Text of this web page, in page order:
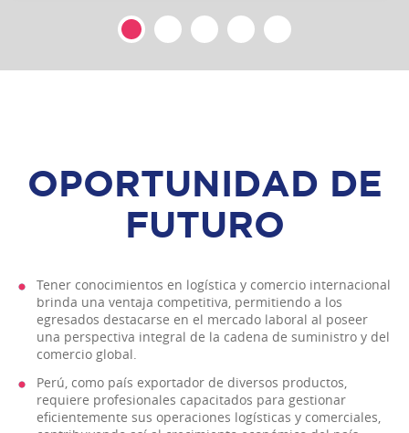
OPORTUNIDAD DE
FUTURO
Tener conocimientos en logística y comercio internacional
brinda una ventaja competitiva, permitiendo a los
egresados destacarse en el mercado laboral al poseer
una perspectiva integral de la cadena de suministro y del
comercio global.
Perú, como país exportador de diversos productos,
requiere profesionales capacitados para gestionar
eficientemente sus operaciones logísticas y comerciales,